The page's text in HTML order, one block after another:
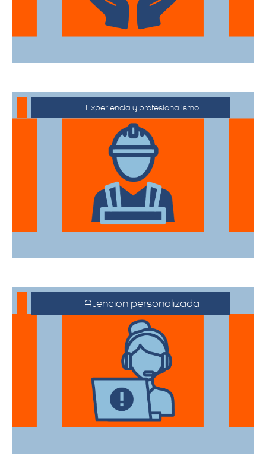
Experiencia y profesionalismo
Contamos con una extensa trayectoria
en el sector de trasteos, ofreciendo un
servicio confiable y de alta calidad.
Atencion personalizada
Nuestros asesores están a su disposición
para acompañarte en cada etapa del
proceso, asegurando que todas sus
necesidades sean atendidas.